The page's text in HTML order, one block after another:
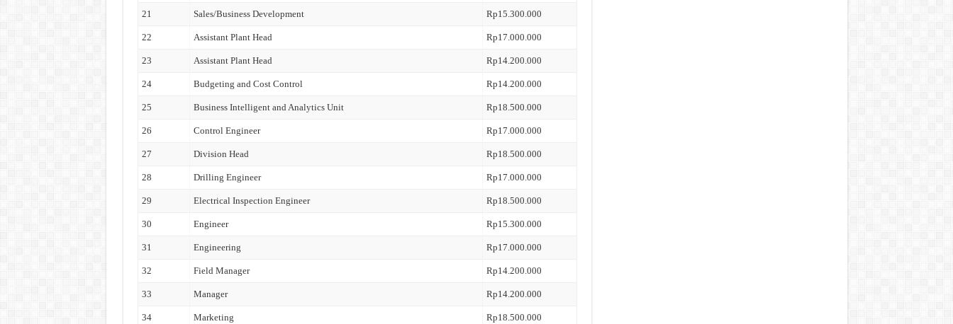
21 Sales/Business Development Rp15.300.000
22 Assistant Plant Head Rp17.000.000
23 Assistant Plant Head Rp14.200.000
24 Budgeting and Cost Control Rp14.200.000
25 Business Intelligent and Analytics Unit Rp18.500.000
26 Control Engineer Rp17.000.000
27 Division Head Rp18.500.000
28 Drilling Engineer Rp17.000.000
29 Electrical Inspection Engineer Rp18.500.000
30 Engineer Rp15.300.000
31 Engineering Rp17.000.000
32 Field Manager Rp14.200.000
33 Manager Rp14.200.000
34 Marketing Rp18.500.000